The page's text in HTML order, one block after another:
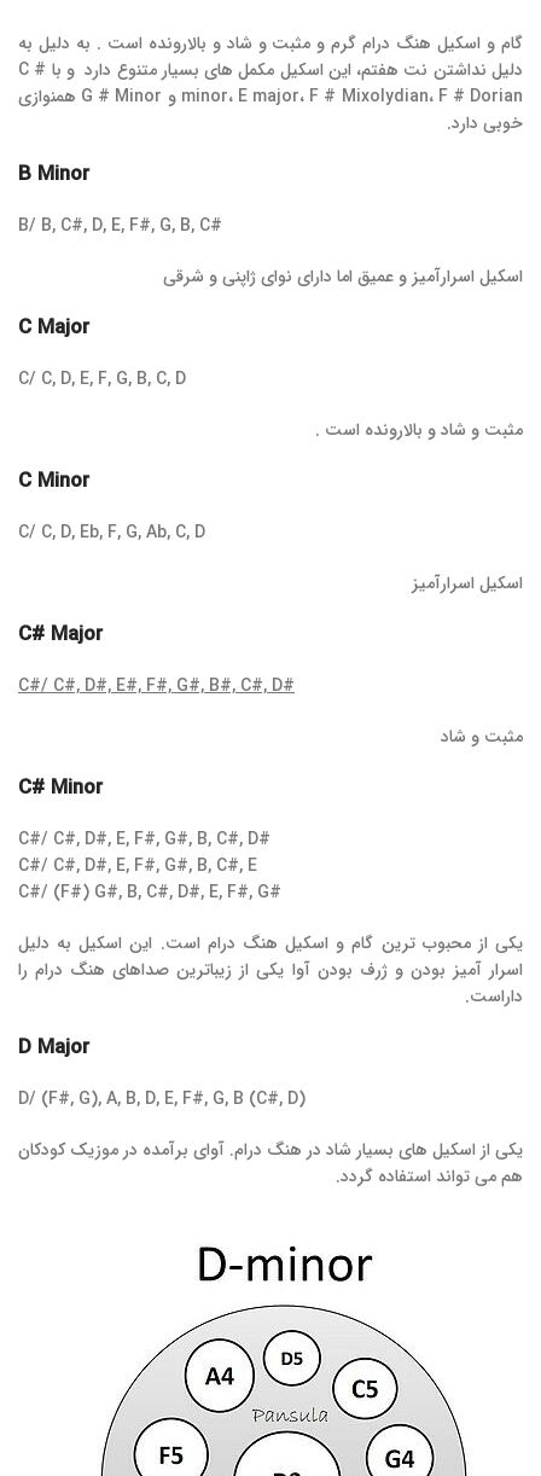
گام و اسکیل هنگ درام گرم و مثبت و شاد و بالارونده است . به دلیل به
دلیل نداشتن نت هفتم، این اسکیل مکمل های بسیار متنوع دارد و با C #
minor، E major، F # Mixolydian، F # Dorian و G # Minor همنوازی
خوبی دارد.
B Minor
B/ B, C#, D, E, F#, G, B, C#
اسکیل اسرارآمیز و عمیق اما دارای نوای ژاپنی و شرقی
C Major
C/ C, D, E, F, G, B, C, D
مثبت و شاد و بالارونده است .
C Minor
C/ C, D, Eb, F, G, Ab, C, D
اسکیل اسرارآمیز
C# Major
C#/ C#, D#, E#, F#, G#, B#, C#, D#
مثبت و شاد
C# Minor
C#/ C#, D#, E, F#, G#, B, C#, D#
C#/ C#, D#, E, F#, G#, B, C#, E
C#/ (F#) G#, B, C#, D#, E, F#, G#
یکی از محبوب ترین گام و اسکیل هنگ درام است. این اسکیل به دلیل
اسرار آمیز بودن و ژرف بودن آوا یکی از زیباترین صداهای هنگ درام را
داراست.
D Major
D/ (F#, G), A, B, D, E, F#, G, B (C#, D)
یکی از اسکیل های بسیار شاد در هنگ درام. آوای برآمده در موزیک کودکان
هم می تواند استفاده گردد.